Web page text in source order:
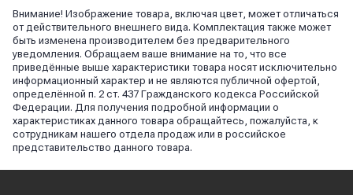
Внимание! Изображение товара, включая цвет, может отличаться
от действительного внешнего вида. Комплектация также может
быть изменена производителем без предварительного
уведомления. Обращаем ваше внимание на то, что все
приведённые выше характеристики товара носят исключительно
информационный характер и не являются публичной офертой,
определённой п. 2 ст. 437 Гражданского кодекса Российской
Федерации. Для получения подробной информации о
характеристиках данного товара обращайтесь, пожалуйста, к
сотрудникам нашего отдела продаж или в российское
представительство данного товара.